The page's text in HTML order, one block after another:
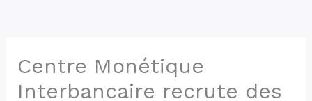
Centre Monétique
Interbancaire recrute des